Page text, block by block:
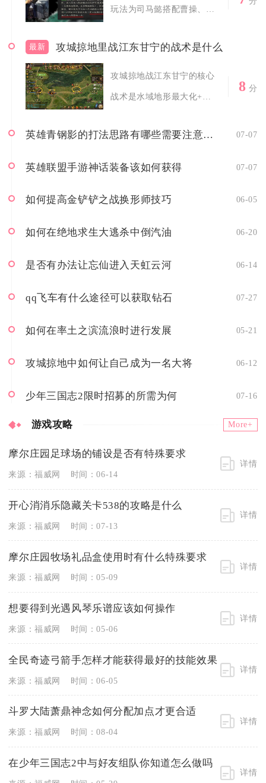
玩法为司马懿搭配曹操、郝
最新 攻城掠地里战江东甘宁的战术是什么
攻城掠地战江东甘宁的核心
战术是水域地形最大化+先
8 分
英雄青钢影的打法思路有哪些需要注意的地方 07-07
英雄联盟手游神话装备该如何获得 07-07
如何提高金铲铲之战换形师技巧 06-05
如何在绝地求生大逃杀中倒汽油 06-20
是否有办法让忘仙进入天虹云河 06-14
qq飞车有什么途径可以获取钻石 07-27
如何在率土之滨流浪时进行发展 05-21
攻城掠地中如何让自己成为一名大将 06-12
少年三国志2限时招募的所需为何 07-16
游戏攻略 More+
摩尔庄园足球场的铺设是否有特殊要求
来源：福威网 时间：06-14
详情
开心消消乐隐藏关卡538的攻略是什么
来源：福威网 时间：07-13
详情
摩尔庄园牧场礼品盒使用时有什么特殊要求
来源：福威网 时间：05-09
详情
想要得到光遇风琴乐谱应该如何操作
来源：福威网 时间：05-06
详情
全民奇迹弓箭手怎样才能获得最好的技能效果
来源：福威网 时间：06-05
详情
斗罗大陆萧鼎神念如何分配加点才更合适
来源：福威网 时间：08-04
详情
在少年三国志2中与好友组队你知道怎么做吗
详情